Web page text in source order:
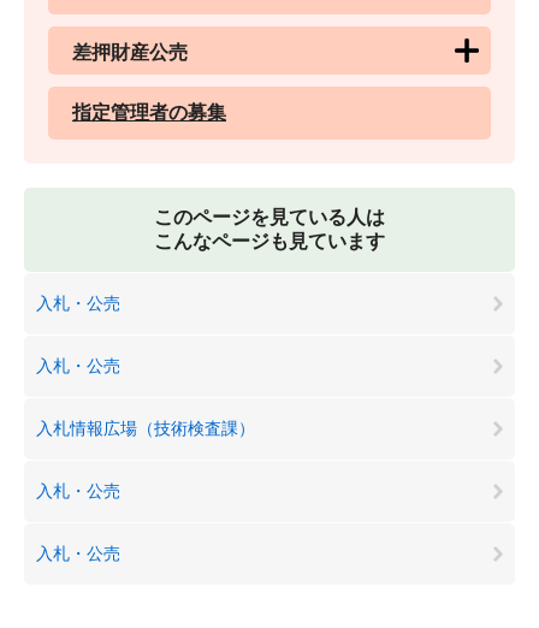
差押財産公売
指定管理者の募集
このページを見ている人は
こんなページも見ています
入札・公売
入札・公売
入札情報広場（技術検査課）
入札・公売
入札・公売